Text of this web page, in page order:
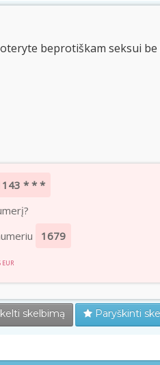
beprotiškam seksui
* * *
1679
skelbimą Paryškinti